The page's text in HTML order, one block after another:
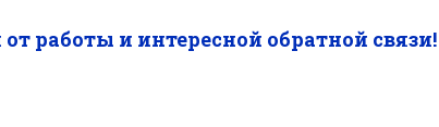
работы и интересной обратной связи!